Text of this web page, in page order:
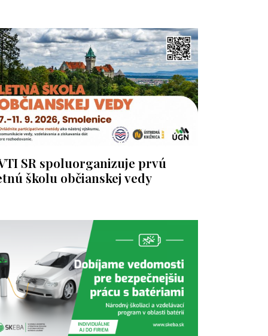
SR spoluorganizuje prvú
školu občianskej vedy